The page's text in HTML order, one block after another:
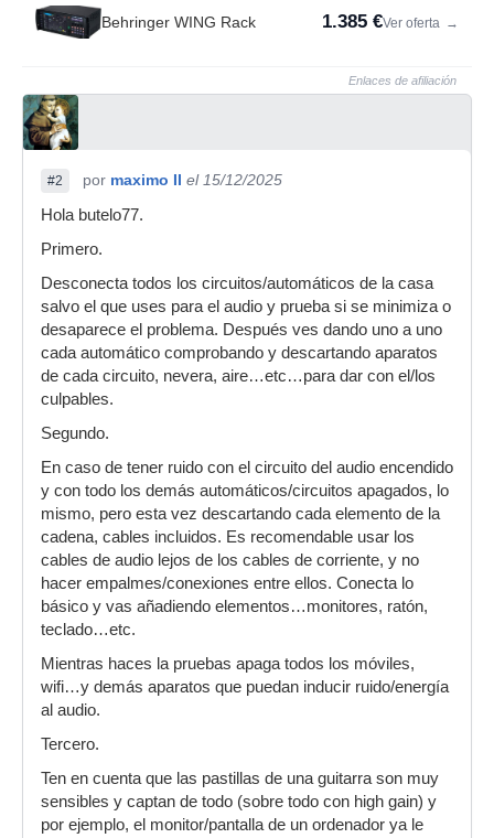
Behringer WING Rack 1.385 €Ver oferta →
Enlaces de afiliación
#2 por maximo II el 15/12/2025
Hola butelo77.
Primero.
Desconecta todos los circuitos/automáticos de la casa
salvo el que uses para el audio y prueba si se minimiza o
desaparece el problema. Después ves dando uno a uno
cada automático comprobando y descartando aparatos
de cada circuito, nevera, aire…etc…para dar con el/los
culpables.
Segundo.
En caso de tener ruido con el circuito del audio encendido
y con todo los demás automáticos/circuitos apagados, lo
mismo, pero esta vez descartando cada elemento de la
cadena, cables incluidos. Es recomendable usar los
cables de audio lejos de los cables de corriente, y no
hacer empalmes/conexiones entre ellos. Conecta lo
básico y vas añadiendo elementos…monitores, ratón,
teclado…etc.
Mientras haces la pruebas apaga todos los móviles,
wifi…y demás aparatos que puedan inducir ruido/energía
al audio.
Tercero.
Ten en cuenta que las pastillas de una guitarra son muy
sensibles y captan de todo (sobre todo con high gain) y
por ejemplo, el monitor/pantalla de un ordenador ya le